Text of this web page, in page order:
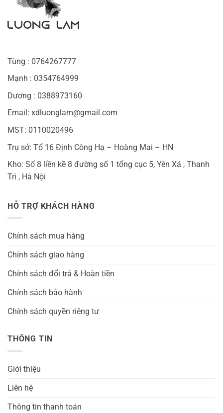
Tùng : 0764267777
Mạnh : 0354764999
Dương : 0388973160
Email: xdluonglam@gmail.com
MST: 0110020496
Trụ sở: Tổ 16 Định Công Hạ – Hoàng Mai – HN
Kho: Số 8 liền kề 8 đường số 1 tổng cục 5, Yên Xá , Thanh
Trì , Hà Nội
HỖ TRỢ KHÁCH HÀNG
Chính sách mua hàng
Chính sách giao hàng
Chính sách đổi trả & Hoàn tiền
Chính sách bảo hành
Chính sách quyền riêng tư
THÔNG TIN
Giới thiệu
Liên hệ
Thông tin thanh toán